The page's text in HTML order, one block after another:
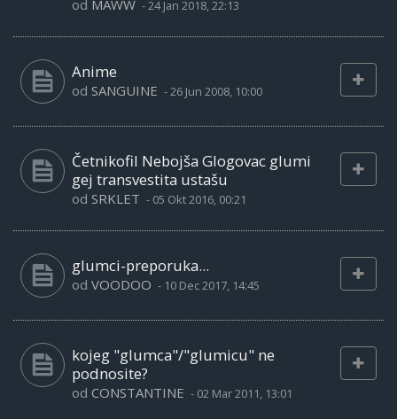
od MAWW -24 Jan 2018, 22:13
Anime
od SANGUINE -26 Jun 2008, 10:00
Četnikofil Nebojša Glogovac glumi
gej transvestita ustašu
od SRKLET - 05 Okt 2016, 00:21
glumci-preporuka...
od VOODOO - 10 Dec 2017, 14:45
kojeg "glumca"/"glumicu" ne
podnosite?
od CONSTANTINE - 02 Mar 2011, 13:01